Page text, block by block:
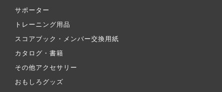
サポーター
トレーニング用品
スコアブック・メンバー交換用紙
カタログ・書籍
その他アクセサリー
おもしろグッズ